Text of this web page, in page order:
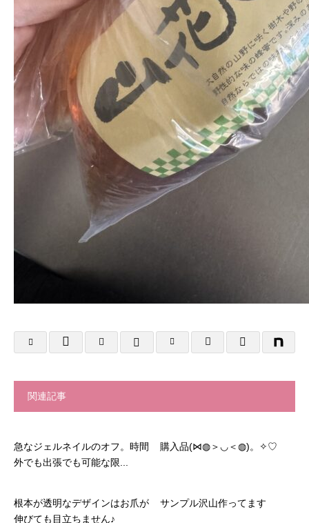
関連記事
急なジェルネイルのオフ。時間
外でも出張でも可能な限...
購入品(⋈◍＞◡＜◍)。✧♡
根本が透明なデザインはお爪が
伸びても目立ちません♪
サンプル沢山作ってます